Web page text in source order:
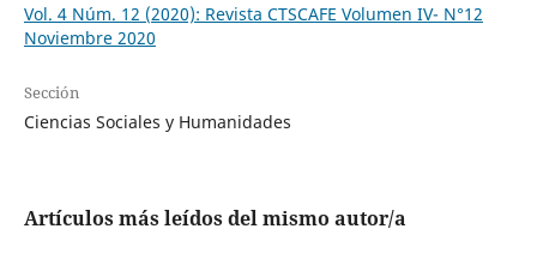
Vol. 4 Núm. 12 (2020): Revista CTSCAFE Volumen IV- N°12
Noviembre 2020
Sección
Ciencias Sociales y Humanidades
Artículos más leídos del mismo autor/a